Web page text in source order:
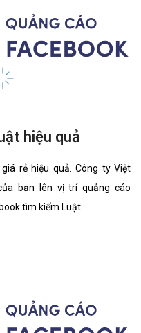
hiệu quả
rẻ hiệu quả. Công ty Việt
bạn lên vị trí quảng cáo
tìm kiếm Luật.